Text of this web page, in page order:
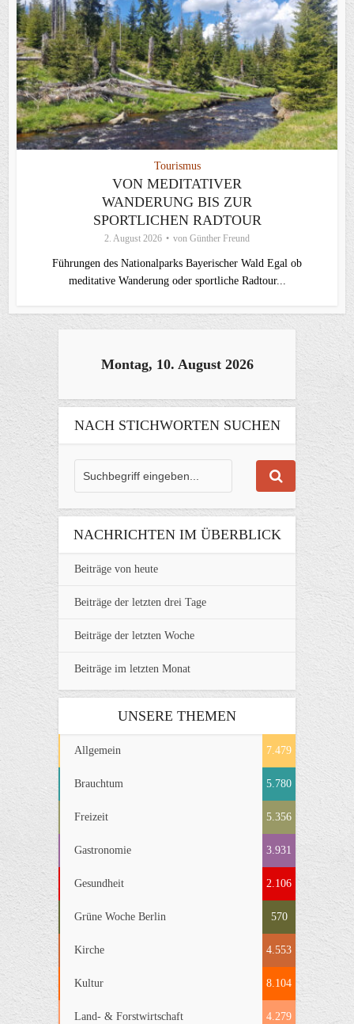
Tourismus
VON MEDITATIVER
WANDERUNG BIS ZUR
SPORTLICHEN RADTOUR
2. August 2026 von Günther Freund
Führungen des Nationalparks Bayerischer Wald Egal ob
meditative Wanderung oder sportliche Radtour...
Montag, 10. August 2026
NACH STICHWORTEN SUCHEN
NACHRICHTEN IM ÜBERBLICK
Beiträge von heute
Beiträge der letzten drei Tage
Beiträge der letzten Woche
Beiträge im letzten Monat
UNSERE THEMEN
Allgemein 7.479
Brauchtum 5.780
Freizeit 5.356
Gastronomie 3.931
Gesundheit 2.106
Grüne Woche Berlin 570
Kirche 4.553
Kultur 8.104
Land- & Forstwirtschaft 4.279